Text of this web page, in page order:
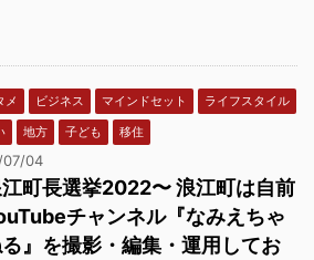
メ ビジネス マインドセット
ライフスタイル
地方 子ども 移住
04
江町長選挙2022〜 浪江町は自前
チャンネル『なみえちゃ
』を撮影・編集・運用してお